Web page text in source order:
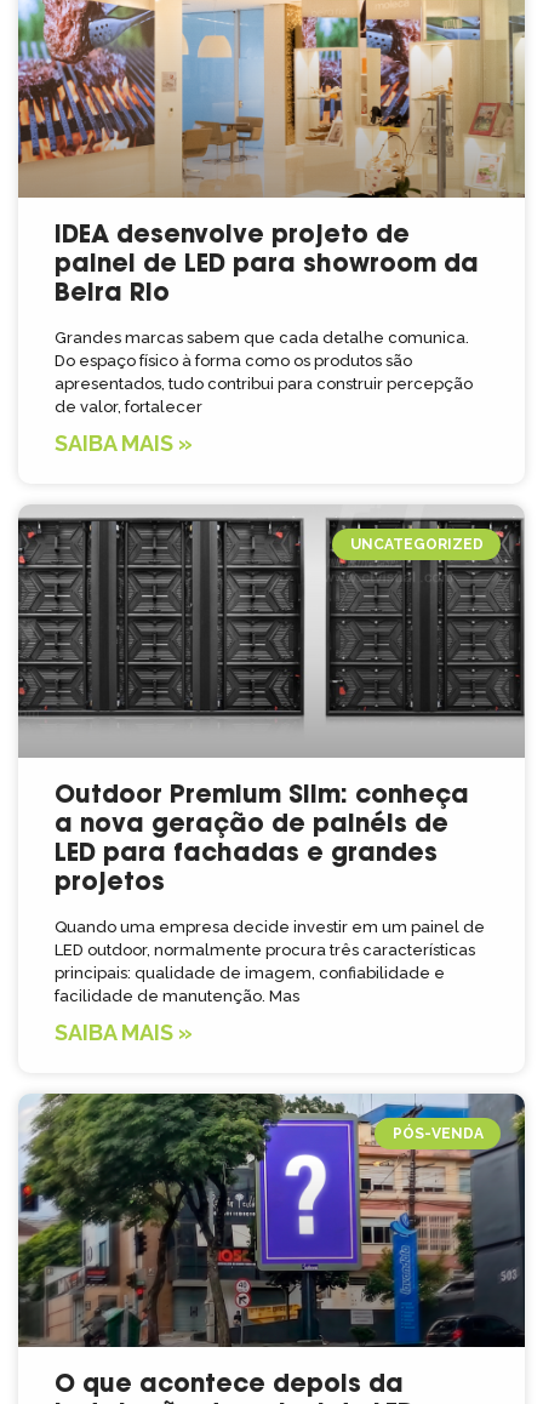
IDEA desenvolve projeto de
painel de LED para showroom da
Beira Rio
Grandes marcas sabem que cada detalhe comunica.
Do espaço físico à forma como os produtos são
apresentados, tudo contribui para construir percepção
de valor, fortalecer
SAIBA MAIS »
UNCATEGORIZED
Outdoor Premium Slim: conheça
a nova geração de painéis de
LED para fachadas e grandes
projetos
Quando uma empresa decide investir em um painel de
LED outdoor, normalmente procura três características
principais: qualidade de imagem, confiabilidade e
facilidade de manutenção. Mas
SAIBA MAIS »
PÓS-VENDA
O que acontece depois da